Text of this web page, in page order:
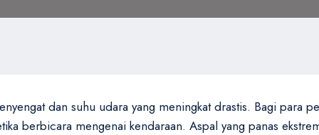
dan suhu udara yang meningkat drastis. Bagi para
berbicara mengenai kendaraan. Aspal yang panas